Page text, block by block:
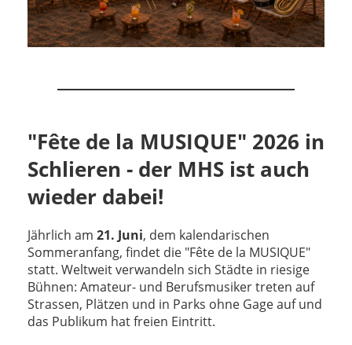
"Fête de la MUSIQUE" 2026 in
Schlieren - der MHS ist auch
wieder dabei!
Jährlich am 21. Juni, dem kalendarischen
Sommeranfang, findet die "Fête de la MUSIQUE"
statt. Weltweit verwandeln sich Städte in riesige
Bühnen: Amateur- und Berufsmusiker treten auf
Strassen, Plätzen und in Parks ohne Gageauf und
das Publikum hatfreien Eintritt.